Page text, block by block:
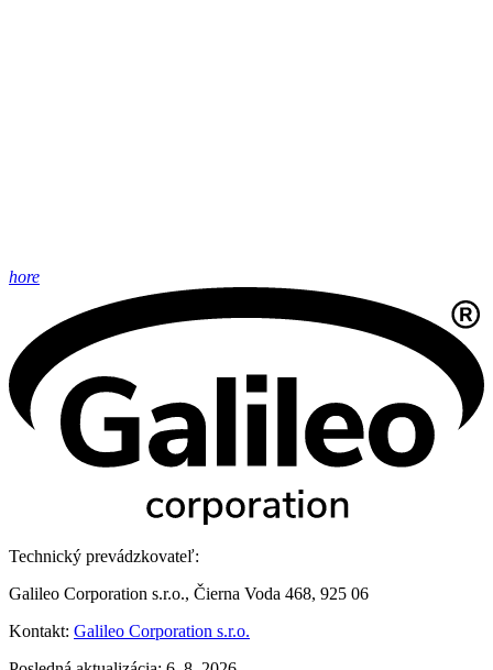
hore
Technický prevádzkovateľ:
Galileo Corporation s.r.o., Čierna Voda 468, 925 06
Kontakt: Galileo Corporation s.r.o.